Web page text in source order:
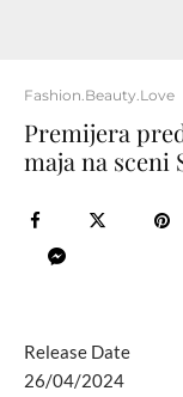
Fashion.Beauty.Love
Premijera
maja na sceni
Release Date
26/04/2024